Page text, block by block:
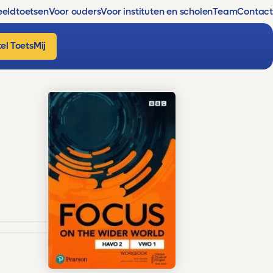
Voor oudersVoor instituten en scholenTeamContact
ToetsMij